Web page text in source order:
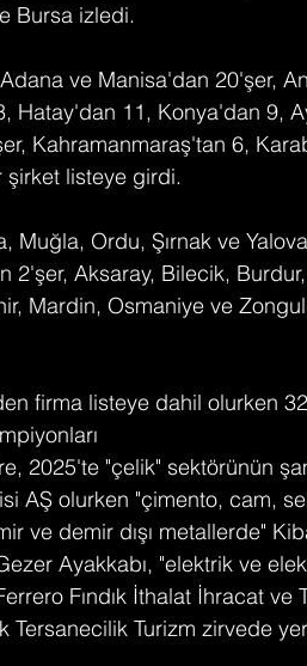
Bursa izledi.
ve Manisa'dan 20'şer,
Hatay'dan 11, Konya'dan 9,
Kahramanmaraş'tan 6,
listeye girdi.
Muğla, Ordu, Şırnak ve
2'şer, Aksaray, Bilecik,
Mardin, Osmaniye ve
firma listeye dahil olurken
2025'te "çelik" sektörünün
AŞ olurken "çimento, cam,
ve demir dışı metallerde"
Ayakkabı, "elektrik ve
Fındık İthalat İhracat
Tersanecilik Turizm zirvede